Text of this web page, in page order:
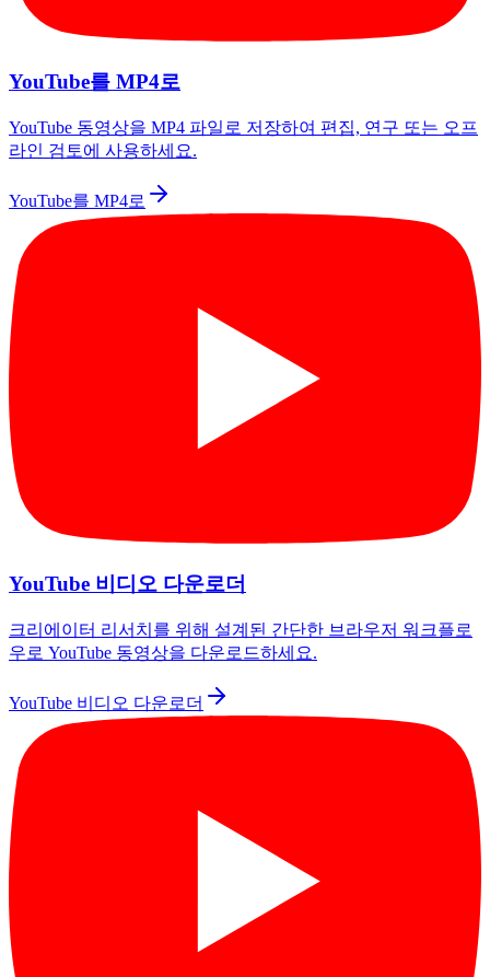
YouTube를 MP4로
YouTube 동영상을 MP4 파일로 저장하여 편집, 연구 또는 오프
라인 검토에 사용하세요.
YouTube를 MP4로
YouTube 비디오 다운로더
크리에이터 리서치를 위해 설계된 간단한 브라우저 워크플로
우로 YouTube 동영상을 다운로드하세요.
YouTube 비디오 다운로더